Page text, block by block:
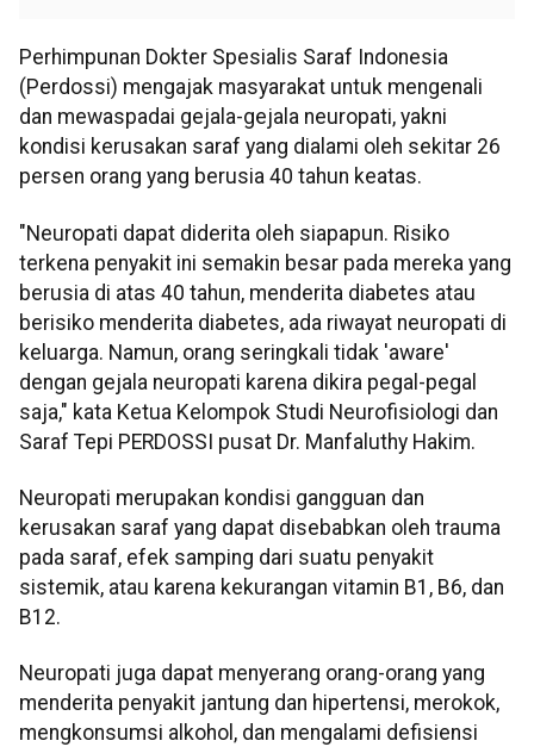
Perhimpunan Dokter Spesialis Saraf Indonesia
(Perdossi) mengajak masyarakat untuk mengenali
dan mewaspadai gejala-gejala neuropati, yakni
kondisi kerusakan saraf yang dialami oleh sekitar 26
persen orang yang berusia 40 tahun keatas.
"Neuropati dapat diderita oleh siapapun. Risiko
terkena penyakit ini semakin besar pada mereka yang
berusia di atas 40 tahun, menderita diabetes atau
berisiko menderita diabetes, ada riwayat neuropati di
keluarga. Namun, orang seringkali tidak 'aware'
dengan gejala neuropati karena dikira pegal-pegal
saja," kata Ketua Kelompok Studi Neurofisiologi dan
Saraf Tepi PERDOSSI pusat Dr. Manfaluthy Hakim.
Neuropati merupakan kondisi gangguan dan
kerusakan saraf yang dapat disebabkan oleh trauma
pada saraf, efek samping dari suatu penyakit
sistemik, atau karena kekurangan vitamin B1, B6, dan
B12.
Neuropati juga dapat menyerang orang-orang yang
menderita penyakit jantung dan hipertensi, merokok,
mengkonsumsi alkohol, dan mengalami defisiensi